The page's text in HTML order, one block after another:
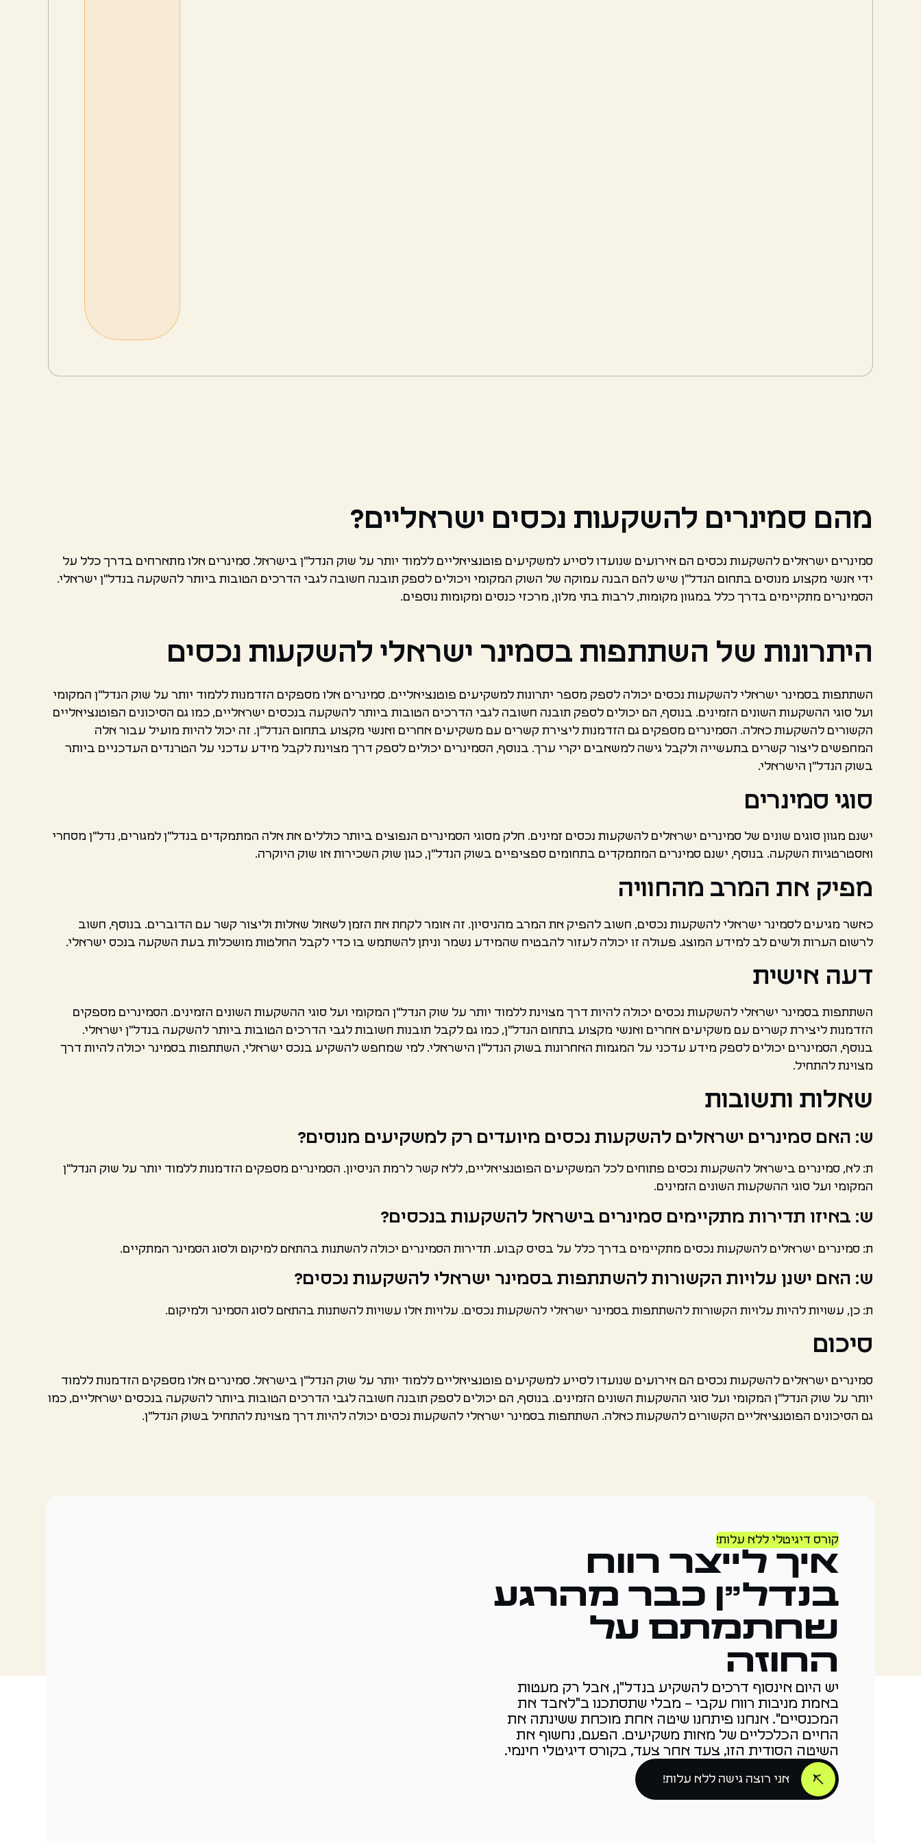
מהם סמינרים להשקעות נכסים ישראליים?
סמינרים ישראלים להשקעות נכסים הם אירועים שנועדו לסייע למשקיעים פוטנציאליים ללמוד יותר על שוק הנדל"ן בישראל. סמינרים אלו מתארחים בדרך כלל על
ידי אנשי מקצוע מנוסים בתחום הנדל"ן שיש להם הבנה עמוקה של השוק המקומי ויכולים לספק תובנה חשובה לגבי הדרכים הטובות ביותר להשקעה בנדל"ן ישראלי.
הסמינרים מתקיימים בדרך כלל במגוון מקומות, לרבות בתי מלון, מרכזי כנסים ומקומות נוספים.
היתרונות של השתתפות בסמינר ישראלי להשקעות נכסים
השתתפות בסמינר ישראלי להשקעות נכסים יכולה לספק מספר יתרונות למשקיעים פוטנציאליים. סמינרים אלו מספקים הזדמנות ללמוד יותר על שוק הנדל"ן המקומי
ועל סוגי ההשקעות השונים הזמינים. בנוסף, הם יכולים לספק תובנה חשובה לגבי הדרכים הטובות ביותר להשקעה בנכסים ישראליים, כמו גם הסיכונים הפוטנציאליים
הקשורים להשקעות כאלה. הסמינרים מספקים גם הזדמנות ליצירת קשרים עם משקיעים אחרים ואנשי מקצוע בתחום הנדל"ן. זה יכול להיות מועיל עבור אלה
המחפשים ליצור קשרים בתעשייה ולקבל גישה למשאבים יקרי ערך. בנוסף, הסמינרים יכולים לספק דרך מצוינת לקבל מידע עדכני על הטרנדים העדכניים ביותר
בשוק הנדל"ן הישראלי.
סוגי סמינרים
ישנם מגוון סוגים שונים של סמינרים ישראלים להשקעות נכסים זמינים. חלק מסוגי הסמינרים הנפוצים ביותר כוללים את אלה המתמקדים בנדל"ן למגורים, נדל"ן מסחרי
ואסטרטגיות השקעה. בנוסף, ישנם סמינרים המתמקדים בתחומים ספציפיים בשוק הנדל"ן, כגון שוק השכירות או שוק היוקרה.
מפיק את המרב מהחוויה
כאשר מגיעים לסמינר ישראלי להשקעות נכסים, חשוב להפיק את המרב מהניסיון. זה אומר לקחת את הזמן לשאול שאלות וליצור קשר עם הדוברים. בנוסף, חשוב
לרשום הערות ולשים לב למידע המוצג. פעולה זו יכולה לעזור להבטיח שהמידע נשמר וניתן להשתמש בו כדי לקבל החלטות מושכלות בעת השקעה בנכס ישראלי.
דעה אישית
השתתפות בסמינר ישראלי להשקעות נכסים יכולה להיות דרך מצוינת ללמוד יותר על שוק הנדל"ן המקומי ועל סוגי ההשקעות השונים הזמינים. הסמינרים מספקים
הזדמנות ליצירת קשרים עם משקיעים אחרים ואנשי מקצוע בתחום הנדל"ן, כמו גם לקבל תובנות חשובות לגבי הדרכים הטובות ביותר להשקעה בנדל"ן ישראלי.
בנוסף, הסמינרים יכולים לספק מידע עדכני על המגמות האחרונות בשוק הנדל"ן הישראלי. למי שמחפש להשקיע בנכס ישראלי, השתתפות בסמינר יכולה להיות דרך
מצוינת להתחיל.
שאלות ותשובות
ש: האם סמינרים ישראלים להשקעות נכסים מיועדים רק למשקיעים מנוסים?
ת: לא, סמינרים בישראל להשקעות נכסים פתוחים לכל המשקיעים הפוטנציאליים, ללא קשר לרמת הניסיון. הסמינרים מספקים הזדמנות ללמוד יותר על שוק הנדל"ן
המקומי ועל סוגי ההשקעות השונים הזמינים.
ש: באיזו תדירות מתקיימים סמינרים בישראל להשקעות בנכסים?
ת: סמינרים ישראלים להשקעות נכסים מתקיימים בדרך כלל על בסיס קבוע. תדירות הסמינרים יכולה להשתנות בהתאם למיקום ולסוג הסמינר המתקיים.
ש: האם ישנן עלויות הקשורות להשתתפות בסמינר ישראלי להשקעות נכסים?
ת: כן, עשויות להיות עלויות הקשורות להשתתפות בסמינר ישראלי להשקעות נכסים. עלויות אלו עשויות להשתנות בהתאם לסוג הסמינר ולמיקום.
סיכום
סמינרים ישראלים להשקעות נכסים הם אירועים שנועדו לסייע למשקיעים פוטנציאליים ללמוד יותר על שוק הנדל"ן בישראל. סמינרים אלו מספקים הזדמנות ללמוד
יותר על שוק הנדל"ן המקומי ועל סוגי ההשקעות השונים הזמינים. בנוסף, הם יכולים לספק תובנה חשובה לגבי הדרכים הטובות ביותר להשקעה בנכסים ישראליים, כמו
גם הסיכונים הפוטנציאליים הקשורים להשקעות כאלה. השתתפות בסמינר ישראלי להשקעות נכסים יכולה להיות דרך מצוינת להתחיל בשוק הנדל"ן.
קורס דיגיטלי ללא עלות!
איך לייצר רווח
בנדל"ן כבר מהרגע
שחתמתם על
החוזה
יש היום אינסוף דרכים להשקיע בנדל"ן, אבל רק מעטות
באמת מניבות רווח עקבי – מבלי שתסתכנו ב"לאבד את
המכנסיים". אנחנו פיתחנו שיטה אחת מוכחת ששינתה את
החיים הכלכליים של מאות משקיעים. הפעם, נחשוף את
השיטה הסודית הזו, צעד אחר צעד, בקורס דיגיטלי חינמי.
אני רוצה גישה ללא עלות!